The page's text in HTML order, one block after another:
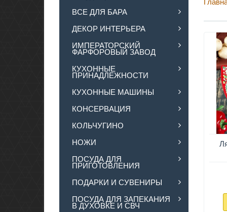
ВСЕ ДЛЯ БАРА
ДЕКОР ИНТЕРЬЕРА
ИМПЕРАТОРСКИЙ
ФАРФОРОВЫЙ ЗАВОД
КУХОННЫЕ
ПРИНАДЛЕЖНОСТИ
КУХОННЫЕ МАШИНЫ
КОНСЕРВАЦИЯ
КОЛЬЧУГИНО
НОЖИ
ПОСУДА ДЛЯ
ПРИГОТОВЛЕНИЯ
ПОДАРКИ И СУВЕНИРЫ
ПОСУДА ДЛЯ ЗАПЕКАНИЯ
В ДУХОВКЕ И СВЧ